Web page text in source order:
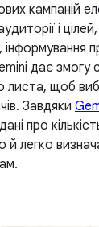
кампаній
і
інформування
дає змогу
листа, щоб
Завдяки
про
й легко